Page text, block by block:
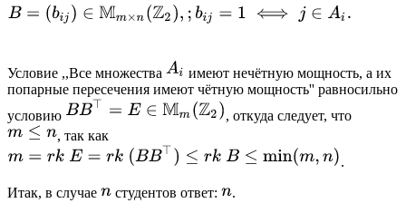
Условие ,,Все множества
имеют нечётную мощность, а их
попарные пересечения имеют чётную мощность'' равносильно
условию
, откуда следует, что
, так как
.
Итак, в случае
студентов ответ:
.